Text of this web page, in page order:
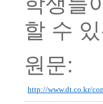
할 수
원문:
http://www.dt.co.kr/